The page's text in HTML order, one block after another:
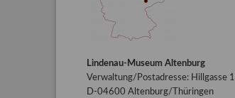
Lindenau-Museum Altenburg
Verwaltung/Postadresse: Hillgasse
D-04600 Altenburg/Thüringen